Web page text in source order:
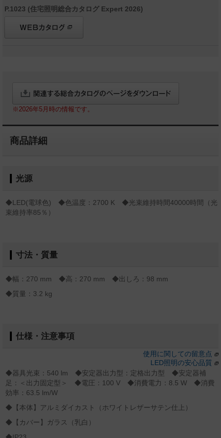
P.1023 (住宅照明総合カタログ Expert 2026)
※2026年5月時の情報です。
商品詳細
光源
◆LED(電球色) ◆色温度：2700 K ◆光束維持時間40000時間（光
束維持率85％）
寸法・質量
◆幅：270 mm ◆高：270 mm ◆出しろ：98 mm
◆質量：3.2 kg
仕様・注意事項
使用に関しての留意点
LED照明の安心品質
◆器具光束：540 lm ◆安定器出力型：定格出力型 ◆安定器補
足：＜出力固定型＞ ◆電圧：100 V ◆消費電力：8.5 W ◆消費
効率：63.5 lm/W
◆【本体】アルミダイカスト（ホワイトレザーサテン仕上）
◆【カバー】ガラス（乳白）